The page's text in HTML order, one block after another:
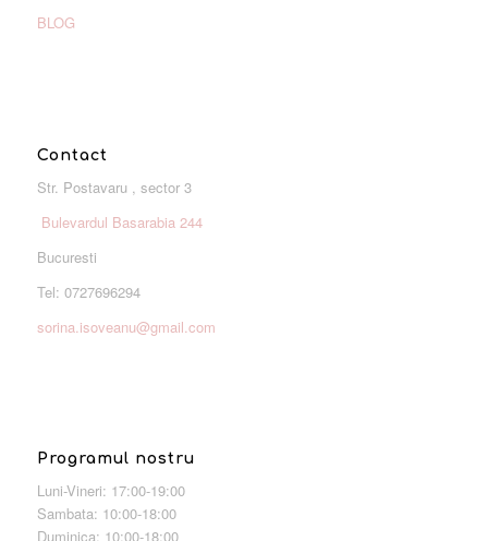
BLOG
Contact
Str. Postavaru , sector 3
Bulevardul Basarabia 244
Bucuresti
Tel: 0727696294
sorina.isoveanu@gmail.com
Programul nostru
Luni-Vineri: 17:00-19:00
Sambata: 10:00-18:00
Duminica: 10:00-18:00